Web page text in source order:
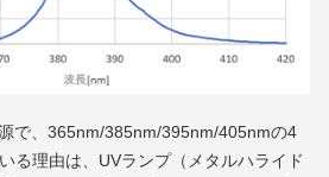
で、365nm/385nm/395nm/405nmの4
る理由は、UVランプ（メタルハライド